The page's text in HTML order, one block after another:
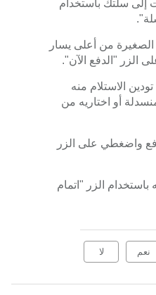
إلى سلتك باستخدام
من أعلى يسار
الزر "الدفع الآن".
الاستلام منه
أو اختاريه من
واضغطي على الزر
الزر "اتمام
نعم لا